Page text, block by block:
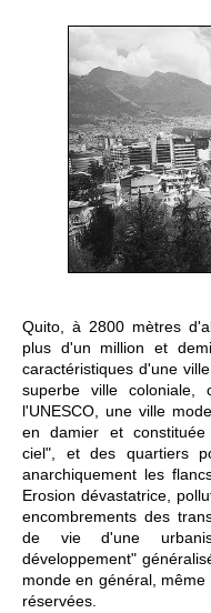
Quito, à 2800 mètres
plus d'un million et
caractéristiques d'une
superbe ville coloniale,
l'UNESCO, une ville
en damier et constituée
ciel", et des quartiers
anarchiquement les
Erosion dévastatrice,
encombrements des
de vie d'une
développement"
monde en général,
réservées.